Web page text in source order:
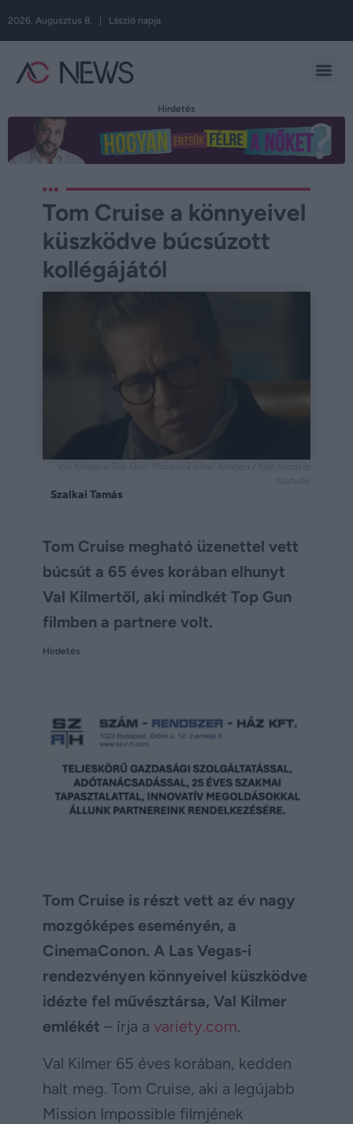
2026. Augusztus 8. | László napja
Hirdetés
Tom Cruise a könnyeivel
küszködve búcsúzott
kollégájától
Szalkai Tamás
Tom Cruise megható üzenettel vett
búcsút a 65 éves korában elhunyt
Val Kilmertől, aki mindkét Top Gun
filmben a partnere volt.
Hirdetés
Tom Cruise is részt vett az év nagy
mozgóképes eseményén, a
CinemaConon. A Las Vegas-i
rendezvényen könnyeivel küszködve
idézte fel művésztársa, Val Kilmer
emlékét – írja a variety.com.
Val Kilmer 65 éves korában, kedden
halt meg. Tom Cruise, aki a legújabb
Mission Impossible filmjének